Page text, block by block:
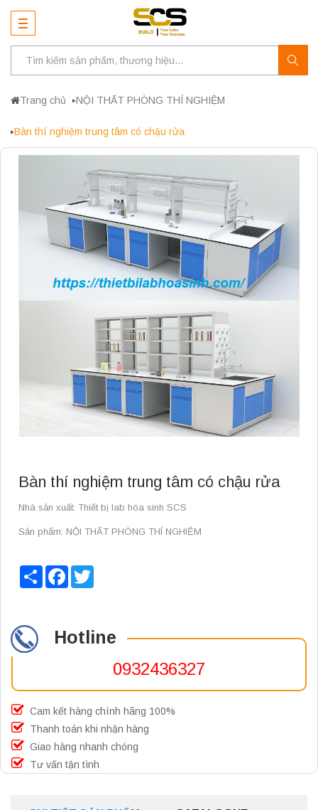
Trang chủ NỘI THẤT PHÒNG THÍ NGHIỆM
Bàn thí nghiệm trung tâm có chậu rửa
Bàn thí nghiệm trung tâm có chậu rửa
Nhà sản xuất: Thiết bị lab hóa sinh SCS
Sản phẩm: NỘI THẤT PHÒNG THÍ NGHIỆM
Share Facebook
Hotline
0932436327
Cam kết hàng chính hãng 100%
Thanh toán khi nhận hàng
Giao hàng nhanh chóng
Tư vấn tận tình